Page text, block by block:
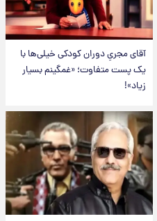
آقای مجریِ دوران کودکی خیلی‌ها با
یک پست متفاوت؛ «غمگینم بسیار
زیاد»!